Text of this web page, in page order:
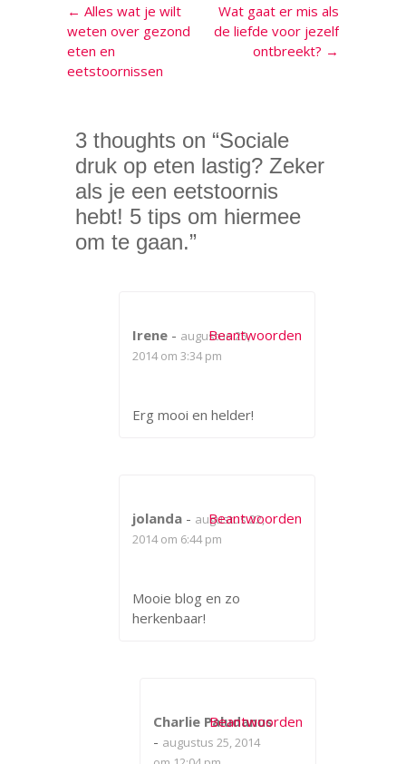
Berichtnavigatie
← Alles wat je wilt
weten over gezond
eten en
eetstoornissen
Wat gaat er mis als
de liefde voor jezelf
ontbreekt? →
3 thoughts on “Sociale
druk op eten lastig? Zeker
als je een eetstoornis
hebt! 5 tips om hiermee
om te gaan.”
Irene - augustus 25,
2014 om 3:34 pm
Erg mooi en helder!
Beantwoorden
jolanda - augustus 22,
2014 om 6:44 pm
Mooie blog en zo
herkenbaar!
Beantwoorden
Charlie Paludanus
- augustus 25, 2014
Beantwoorden